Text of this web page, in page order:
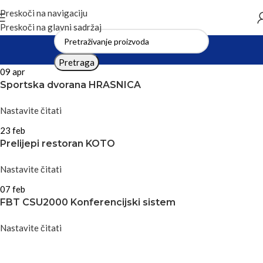
Preskoči na navigaciju
Preskoči na glavni sadržaj
Pretraga
09 apr
Sportska dvorana HRASNICA
Nastavite čitati
23 feb
Prelijepi restoran KOTO
Nastavite čitati
07 feb
FBT CSU2000 Konferencijski sistem
Nastavite čitati